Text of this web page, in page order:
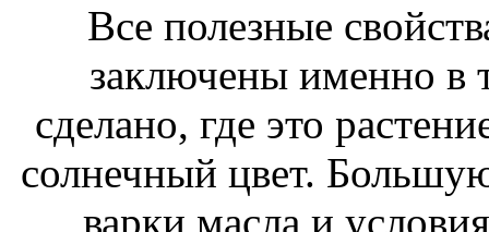
Все полезные
заключены именно в
сделано, где это
солнечный цвет.
варки масла и